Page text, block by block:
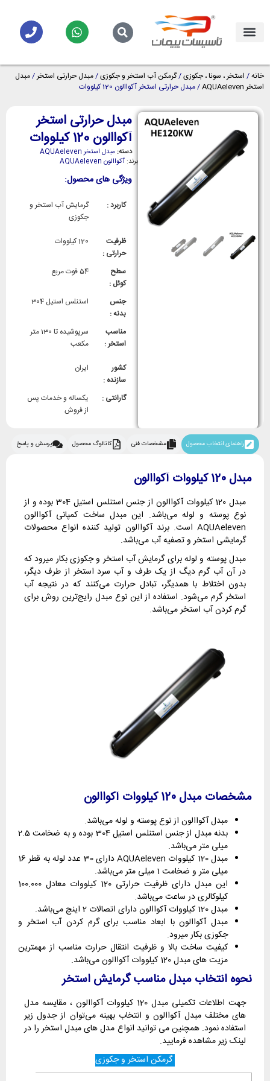
خانه/ استخر ، سونا ، جکوزی/گرمکن آب استخر و جکوزی/مبدل حرارتی استخر /مبدل
استخر AQUAeleven
/ مبدل حرارتی استخر آکواالون 120 کیلووات
مبدل حرارتی استخر
آکواالون 120 کیلووات
دسته: مبدل استخر AQUAeleven
برند: آکواالون AQUAeleven
ویژگی های محصول:
کاربرد :
گرمایش آب استخر و
جکوزی
ظرفیت
حرارتی :
120 کیلووات
سطح
کوئل :
54 فوت مربع
جنس
بدنه :
استنلس استیل 304
مناسب
استخر :
سرپوشیده تا 130 متر
مکعب
کشور
سازنده :
ایران
گارانتی :
یکساله و خدمات پس
از فروش
راهنمای انتخاب محصول مشخصات فنی کاتالوگ محصول پرسش و پاسخ
مبدل 120 کیلووات آکواالون
مبدل 120 کیلووات آکواالون از جنس استنلس استیل 304 بوده و از
نوع پوسته و لوله می‌باشد. این مبدل ساخت کمپانی آکواالون
AQUAeleven است. برند آکواالون تولید کننده انواع محصولات
گرمایشی استخر و تصفیه آب می‌باشد.
مبدل پوسته و لوله برای گرمایش آب استخر و جکوزی بکار میرود که
در آن آب گرم دیگ از یک طرف و آب سرد استخر از طرف دیگر،
بدون اختلاط با همدیگر، تبادل حرارت می‌کنند که در نتیجه آب
استخر گرم می‌شود. استفاده از این نوع مبدل رایج‌ترین روش برای
گرم کردن آب استخر می‌باشد.
مشخصات مبدل 120 کیلووات آکواالون
مبدل آکواالون از نوع پوسته و لوله می‌باشد.
بدنه مبدل از جنس استنلس استیل 304 بوده و به ضخامت 2.5
میلی متر می‌باشد.
مبدل 120 کیلووات AQUAeleven دارای 30 عدد لوله به قطر 16
میلی متر و ضخامت 1 میلی متر می‌باشد.
این مبدل دارای ظرفیت حرارتی 120 کیلووات معادل 100.000
کیلوکالری در ساعت می‌باشد.
مبدل 120 کیلووات آکواالون دارای اتصالات 2 اینچ می‌باشد.
مبدل آکواالون با ابعاد مناسب برای گرم کردن آب استخر و
جکوزی بکار میرود.
کیفیت ساخت بالا و ظرفیت انتقال حرارت مناسب از مهمترین
مزیت های مبدل 120 کیلووات آکواالون می‌باشد.
نحوه انتخاب مبدل مناسب گرمایش استخر
جهت اطلاعات تکمیلی مبدل 120 کیلووات آکواالون ، مقایسه مدل
های مختلف مبدل آکواالون و انتخاب بهینه می‌توان از جدول زیر
استفاده نمود. همچنین می توانید انواع مدل های مبدل استخر را در
لینک زیر مشاهده فرمایید.
گرمکن استخر و جکوزی